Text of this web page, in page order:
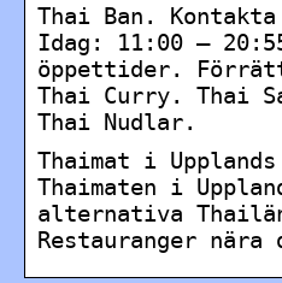
Thai Ban.
Idag: 11:00 –
öppettider.
Thai Curry. Thai
Thai Nudlar.
Thaimat i
Thaimaten i
alternativa
Restauranger nära